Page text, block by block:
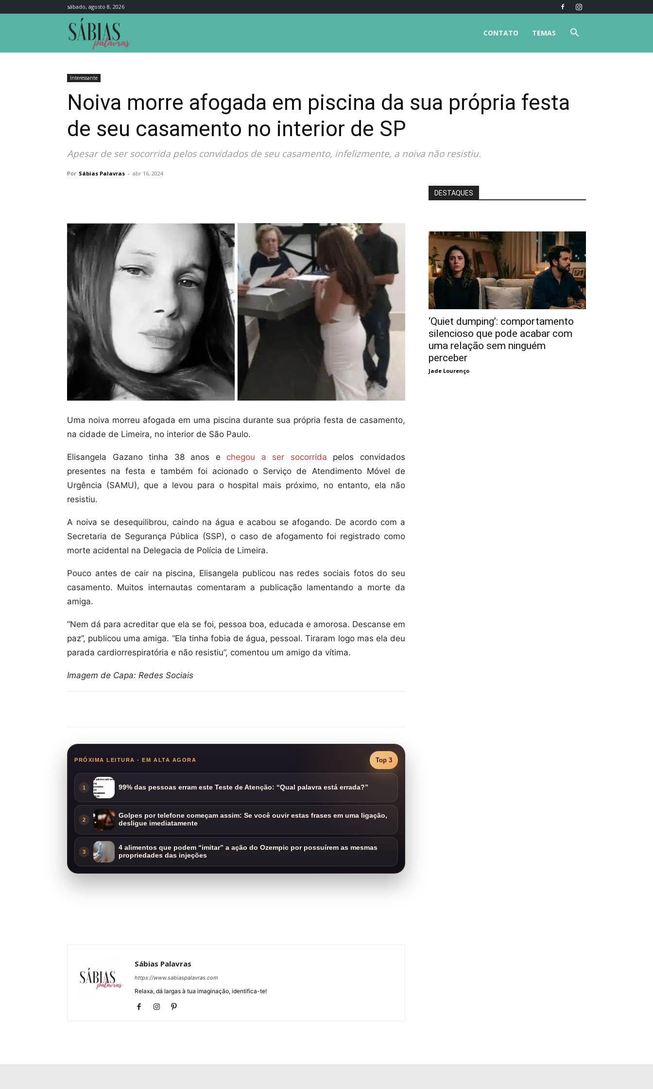
sábado, agosto 8, 2026
TEMAS
CONTATO
Interessante
Noiva morre afogada em piscina da sua própria festa
de seu casamento no interior de SP
Apesar de ser socorrida pelos convidados de seu casamento, infelizmente, a noiva não resistiu.
Por Sábias Palavras - abr 16, 2024
Uma noiva morreu afogada em uma piscina durante sua própria festa de casamento,
na cidade de Limeira, no interior de São Paulo.
Elisangela Gazano tinha 38 anos e chegou a ser socorrida pelos convidados
presentes na festa e também foi acionado o Serviço de Atendimento Móvel de
Urgência (SAMU), que a levou para o hospital mais próximo, no entanto, ela não
resistiu.
A noiva se desequilibrou, caindo na água e acabou se afogando. De acordo com a
Secretaria de Segurança Pública (SSP), o caso de afogamento foi registrado como
morte acidental na Delegacia de Polícia de Limeira.
Pouco antes de cair na piscina, Elisangela publicou nas redes sociais fotos do seu
casamento. Muitos internautas comentaram a publicação lamentando a morte da
amiga.
“Nem dá para acreditar que ela se foi, pessoa boa, educada e amorosa. Descanse em
paz”, publicou uma amiga. “Ela tinha fobia de água, pessoal. Tiraram logo mas ela deu
parada cardiorrespiratória e não resistiu”, comentou um amigo da vítima.
Imagem de Capa: Redes Sociais
PRÓXIMA LEITURA - EM ALTA AGORA Top 3
1 99% das pessoas erram este Teste de Atenção: “Qual palavra está errada?”
2
Golpes por telefone começam assim: Se você ouvir estas frases em uma ligação,
desligue imediatamente
3
4 alimentos que podem “imitar” a ação do Ozempic por possuírem as mesmas
propriedades das injeções
Sábias Palavras
https://www.sabiaspalavras.com
Relaxa, dá largas à tua imaginação, identifica-te!
DESTAQUES
‘Quiet dumping’: comportamento
silencioso que pode acabar com
uma relação sem ninguém
perceber
Jade Lourenço